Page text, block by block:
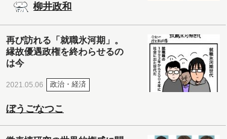
柳井政和
再び訪れる「就職氷河期」。
縁故優遇政権を終わらせるの
は今
2021.05.06 政治・経済
ぼうごなつこ